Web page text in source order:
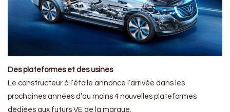
Des plateformes et des usines
Le constructeur à l’étoile annonce l’arrivée dans les
prochaines années d’au moins 4 nouvelles plateformes
dédiées aux futurs VE de la marque.